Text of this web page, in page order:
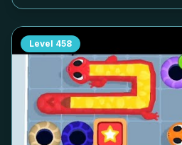
Level 458